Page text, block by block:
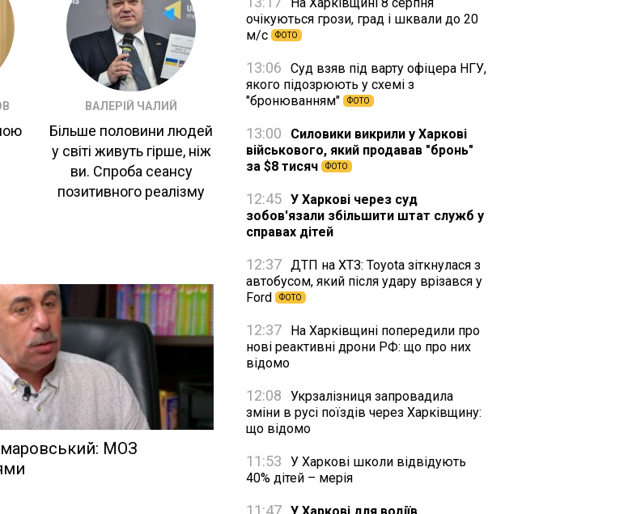
ВАЛЕРІЙ ЧАЛИЙ
Більше половини людей
у світі живуть гірше, ніж
ви. Спроба сеансу
позитивного реалізму
МОЗ
очікуються грози, град і шквали до 20
м/с
ФОТО
13:06
Суд взяв під варту офіцера НГУ,
якого підозрюють у схемі з
"бронюванням"
ФОТО
13:00
Силовики викрили у Харкові
військового, який продавав "бронь"
за $8 тисяч
ФОТО
12:45 У Харкові через суд
зобов'язали збільшити штат служб у
справах дітей
12:37 ДТП на ХТЗ: Toyota зіткнулася з
автобусом, який після удару врізався у
Ford
ФОТО
12:37
На Харківщині попередили про
нові реактивні дрони РФ: що про них
відомо
12:08
Укрзалізниця запровадила
зміни в русі поїздів через Харківщину:
що відомо
11:53
У Харкові школи відвідують
40% дітей – мерія
11:47